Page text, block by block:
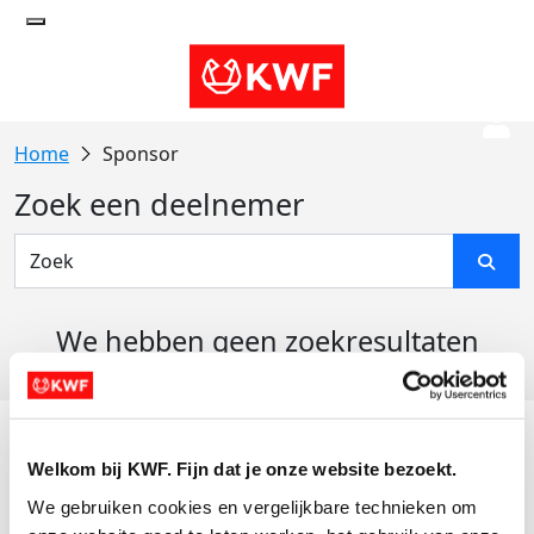
Welkom bij KWF. Fijn dat je onze website bezoekt.
We gebruiken cookies en vergelijkbare technieken om
Sponsor
Zoek een deelnemer
We hebben geen zoekresultaten
Actiematerialen
Evenementen